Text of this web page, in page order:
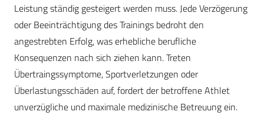
Leistung ständig gesteigert werden muss. Jede Verzögerung
oder Beeinträchtigung des Trainings bedroht den
angestrebten Erfolg, was erhebliche berufliche
Konsequenzen nach sich ziehen kann. Treten
Übertraingssymptome, Sportverletzungen oder
Überlastungsschäden auf, fordert der betroffene Athlet
unverzügliche und maximale medizinische Betreuung ein.